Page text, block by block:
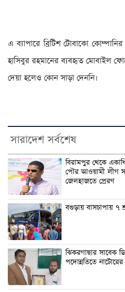
‎এ ব্যাপারে ব্রিটিশ টোবাকো
হাসিবুর রহমানের ব্যবহৃত মোবাইল
দেয়া হলেও কোন সাড়া দেননি।
সারাদেশ সর্বশেষ
বিরামপুর থেকে
পৌর আওয়ামী লীগ
জেলহাজতে প্রেরণ
বগুড়ায় বাসচাপায় ৭
ঝিকরগাছার সাবেক
পদোন্নতিতে